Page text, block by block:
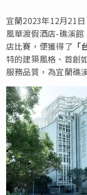
宜蘭2023年12月21日
風華渡假酒店-礁溪
店比賽，便獲得了
特的建築風格、首創
服務品質，為宜蘭礁